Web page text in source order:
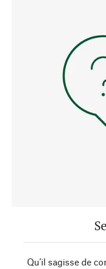
Qu’il sagisse de